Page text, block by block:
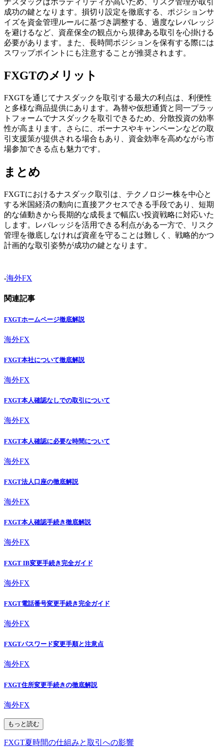
成功の鍵となります。損切り設定を徹底する、ポジションサ
イズを資金管理ルールに基づき調整する、過度なレバレッジ
を避けるなど、資産保全の観点から規律ある取引を心掛ける
必要があります。また、長時間ポジションを保有する際には
スワップポイントにも注意することが推奨されます。
FXGTのメリット
FXGTを通じてナスダックを取引する最大の利点は、利便性
と多様な商品提供にあります。為替や仮想通貨と同一プラッ
トフォームでナスダックを取引できるため、分散投資の効率
性が高まります。さらに、ボーナスやキャンペーンなどの取
引支援策が提供される場合もあり、資金効率を高めながら市
場参加できる点も魅力です。
まとめ
FXGTにおけるナスダック取引は、テクノロジー株を中心と
する米国経済の動向に直接アクセスできる手段であり、短期
的な値動きから長期的な成長まで幅広い投資戦略に対応いた
します。レバレッジを活用できる利点がある一方で、リスク
管理を徹底しなければ資産を守ることは難しく、戦略的かつ
計画的な取引姿勢が成功の鍵となります。
-海外FX
関連記事
FXGTホームページ徹底解説
海外FX
FXGT本社について徹底解説
海外FX
FXGT本人確認なしでの取引について
海外FX
FXGT本人確認に必要な時間について
海外FX
FXGT法人口座の徹底解説
海外FX
FXGT本人確認手続き徹底解説
海外FX
FXGT IB変更手続き完全ガイド
海外FX
FXGT電話番号変更手続き完全ガイド
海外FX
FXGTパスワード変更手順と注意点
海外FX
FXGT住所変更手続きの徹底解説
海外FX
もっと読む
FXGT夏時間の仕組みと取引への影響